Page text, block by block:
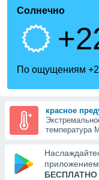
Вы можете
к этому
доступ
Солнечно
По ощущениям
красное
температура
БЕСПЛАТНО